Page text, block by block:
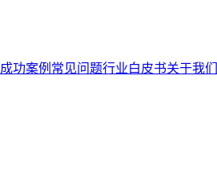
成功案例 常见问题行业白皮书关于我们